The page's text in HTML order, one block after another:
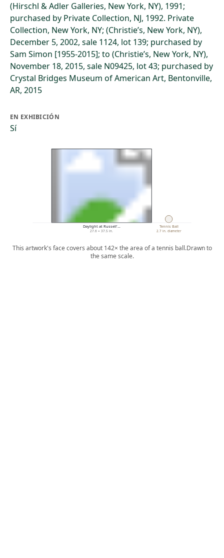
(Hirschl & Adler Galleries, New York, NY), 1991;
purchased by Private Collection, NJ, 1992. Private
Collection, New York, NY; (Christie’s, New York, NY),
December 5, 2002, sale 1124, lot 139; purchased by
Sam Simon [1955-2015]; to (Christie’s, New York, NY),
November 18, 2015, sale N09425, lot 43; purchased by
Crystal Bridges Museum of American Art, Bentonville,
AR, 2015
EN EXHIBICIÓN
Sí
Daylight at Russell'…
27.6 × 37.5 in.
Tennis Ball
2.7 in. diameter
This artwork's face covers about 142× the area of a tennis ball.Drawn to
the same scale.